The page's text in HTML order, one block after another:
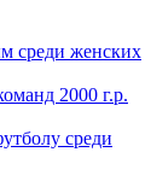
среди женских
2000 г.р.
среди